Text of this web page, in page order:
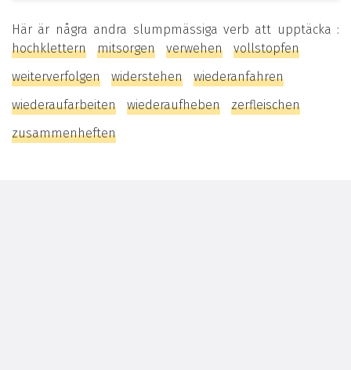
Här är några andra slumpmässiga verb att upptäcka :
hochklettern
mitsorgen verwehen
vollstopfen
weiterverfolgen
widerstehen
wiederanfahren
wiederaufarbeiten
wiederaufheben
zerfleischen
zusammenheften